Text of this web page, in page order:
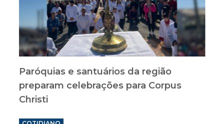
Paróquias e santuários da região
preparam celebrações para Corpus
Christi